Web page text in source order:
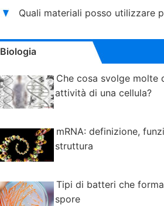
Quali materiali posso utilizzare
Biologia
Che cosa svolge molte
attività di una cellula?
mRNA: definizione,
struttura
Tipi di batteri che
spore